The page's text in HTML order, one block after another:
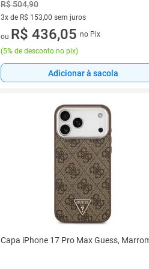
R$ 504,90
3x de R$ 153,00 sem juros
3 vez de R$ 153,00 sem juros
ou R$ 436,05 no Pix
(5% de desconto no pix)
Adicionar à sacola
Capa iPhone 17 Pro Max Guess,